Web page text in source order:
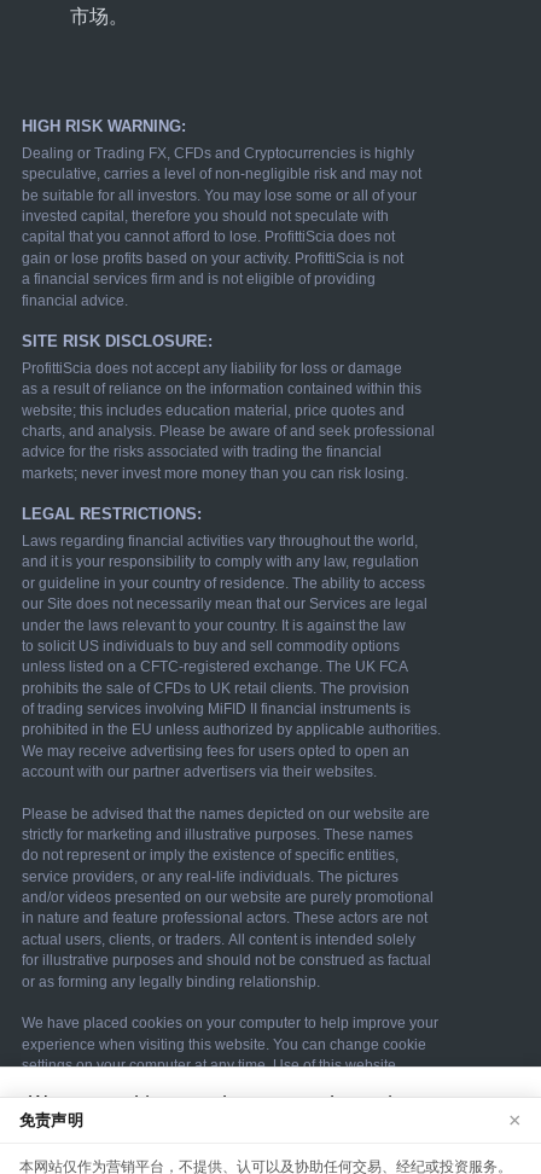
市场。
We use cookies to enhance your browsing
experience. By continuing to use our website, you
agree to our use of cookies. See ourCookie Policy
免责声明 ×
本网站仅作为营销平台，不提供、认可以及协助任何交易、经纪或投资服务。